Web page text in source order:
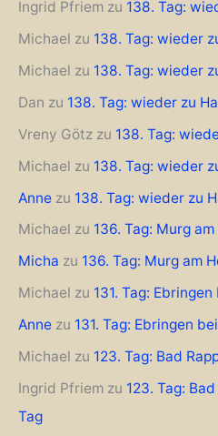
Ingrid Pfriem zu 138. Tag:
Michael zu 138. Tag: wieder
Michael zu 138. Tag: wieder
Dan zu 138. Tag: wieder zu
Vreny Götz zu 138. Tag:
Michael zu 138. Tag: wieder
Anne zu 138. Tag: wieder zu
Michael zu 136. Tag: Murg
Micha zu 136. Tag: Murg am
Michael zu 131. Tag:
Anne zu 131. Tag: Ebringen
Michael zu 123. Tag: Bad
Ingrid Pfriem zu 123. Tag:
Tag